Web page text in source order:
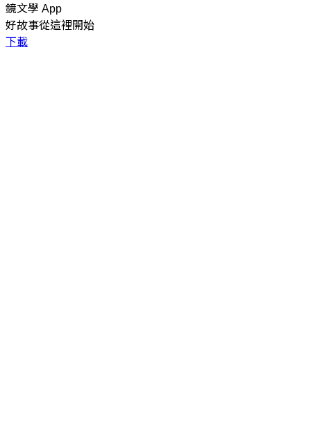
鏡文學 App
好故事從這裡開始
下載